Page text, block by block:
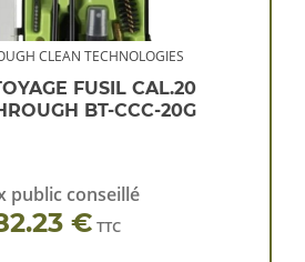
CLEAN TECHNOLOGIES
FUSIL CAL.20
BT-CCC-20G
public conseillé
€ TTC